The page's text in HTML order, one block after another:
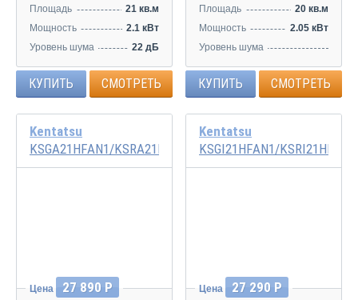
Площадь
21 кв.м
Мощность
2.1 кВт
Уровень шума
22 дБ
КУПИТЬ СМОТРЕТЬ
Площадь
20 кв.м
Мощность
2.05 кВт
Уровень шума
КУПИТЬ СМОТРЕТЬ
Kentatsu
KSGA21HFAN1/KSRA21HFAN1
Цена 27 890 Р
Kentatsu
KSGI21HFAN1/KSRI21HFAN1
Цена 27 290 Р